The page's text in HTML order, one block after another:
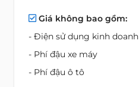
Giá không bao gồm:
- Điện sử dụng kinh doanh
- Phí đậu xe máy
- Phí đậu ô tô